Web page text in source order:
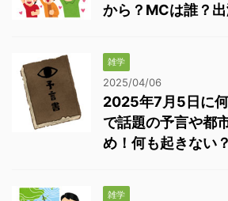
から？MCは誰？
雑学
2025/04/06
2025年7月5日に
で話題の予言や都
め！何も起きない？
雑学